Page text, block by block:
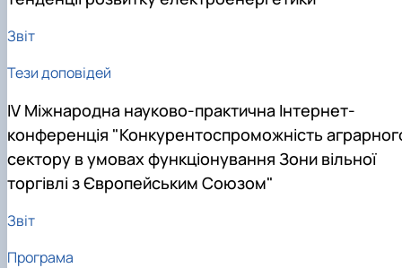
Звіт
Тези доповідей
IV Міжнародна науково-практична Інтернет-
конференція "Конкурентоспроможність
сектору в умовах функціонування Зони вільної
торгівлі з Європейським Союзом"
Звіт
Програма